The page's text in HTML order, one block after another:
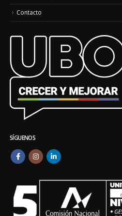
Contacto
SÍGUENOS